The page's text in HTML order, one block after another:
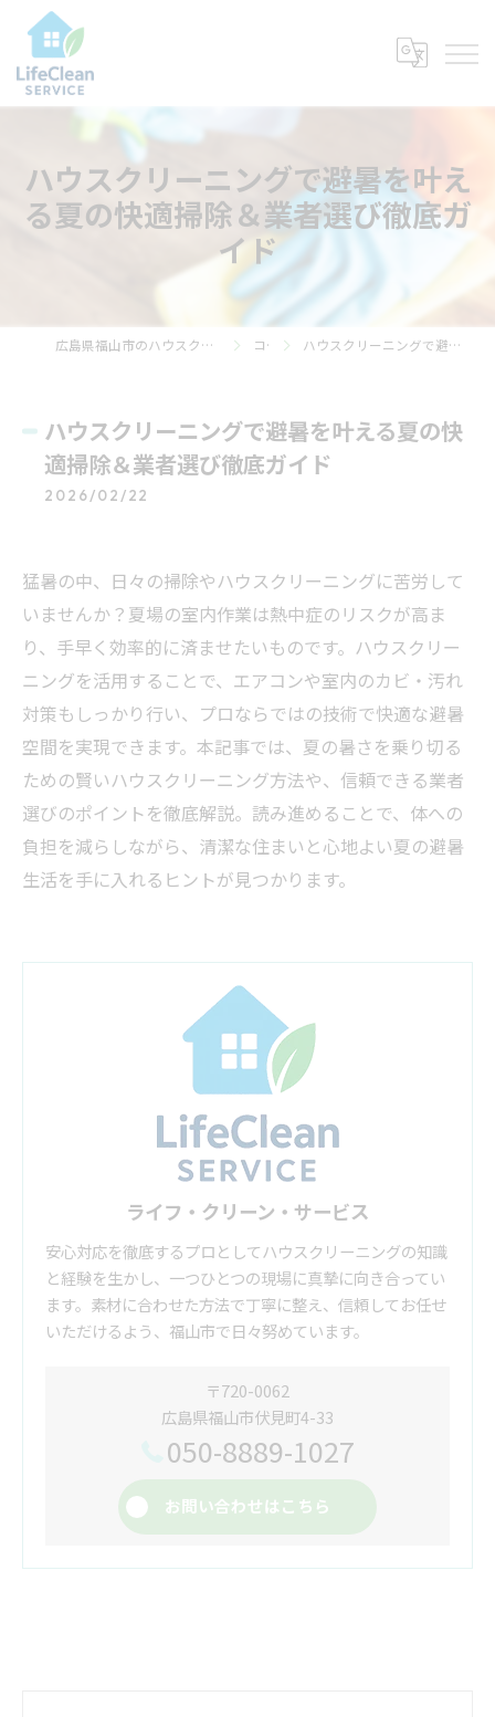
ハウスクリーニングで避暑を叶え
る夏の快適掃除＆業者選び徹底ガ
イド
広島県福山市のハウスクリーニングならライフ・クリーン・サービス コラム ハウスクリーニングで避暑を叶える夏の快適掃除＆業者選び徹底ガイド
ハウスクリーニングで避暑を叶える夏の快
適掃除＆業者選び徹底ガイド
2026/02/22
猛暑の中、日々の掃除やハウスクリーニングに苦労して
いませんか？夏場の室内作業は熱中症のリスクが高ま
り、手早く効率的に済ませたいものです。ハウスクリー
ニングを活用することで、エアコンや室内のカビ・汚れ
対策もしっかり行い、プロならではの技術で快適な避暑
空間を実現できます。本記事では、夏の暑さを乗り切る
ための賢いハウスクリーニング方法や、信頼できる業者
選びのポイントを徹底解説。読み進めることで、体への
負担を減らしながら、清潔な住まいと心地よい夏の避暑
生活を手に入れるヒントが見つかります。
ライフ・クリーン・サービス
安心対応を徹底するプロとしてハウスクリーニングの知識
と経験を生かし、一つひとつの現場に真摯に向き合ってい
ます。素材に合わせた方法で丁寧に整え、信頼してお任せ
いただけるよう、福山市で日々努めています。
〒720-0062
広島県福山市伏見町4-33
050-8889-1027
お問い合わせはこちら